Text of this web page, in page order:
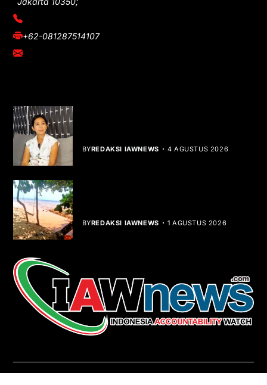
(021) 3908026
+62-081287514107
adm@iawnews.com
BYREDAKSI IAWNEWS 4 AGUSTUS 2026
BYREDAKSI IAWNEWS 1 AGUSTUS 2026